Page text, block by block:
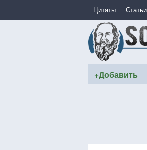
Цитаты Статьи
+Добавить